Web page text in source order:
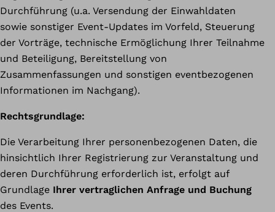
Durchführung (u.a. Versendung der Einwahldaten
sowie sonstiger Event-Updates im Vorfeld, Steuerung
der Vorträge, technische Ermöglichung Ihrer Teilnahme
und Beteiligung, Bereitstellung von
Zusammenfassungen und sonstigen eventbezogenen
Informationen im Nachgang).
Rechtsgrundlage:
Die Verarbeitung Ihrer personenbezogenen Daten, die
hinsichtlich Ihrer Registrierung zur Veranstaltung und
deren Durchführung erforderlich ist, erfolgt auf
Grundlage Ihrer vertraglichen Anfrage und Buchung
des Events.